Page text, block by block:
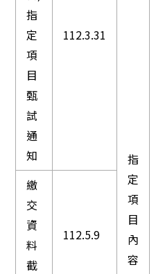
指
定
項
目
內
容
指
定
項
目
甄
試
通
知
112.3.31
繳
交
資
料
截
112.5.9